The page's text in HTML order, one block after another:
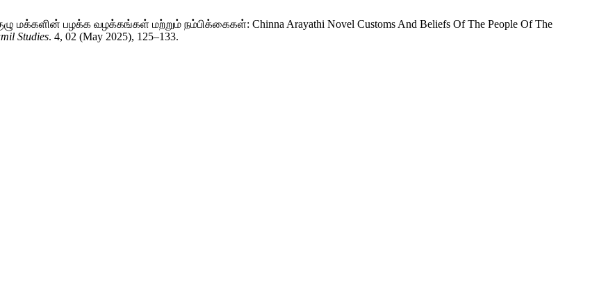
மக்களின் பழக்க வழக்கங்கள் மற்றும் நம்பிக்கைகள்: Chinna Arayathi Novel Customs And Beliefs Of The People Of The
Studies. 4, 02 (May 2025), 125–133.